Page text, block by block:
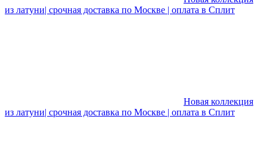
из латуни| срочная доставка по Москве | оплата в Сплит
Новая коллекция
из латуни| срочная доставка по Москве | оплата в Сплит